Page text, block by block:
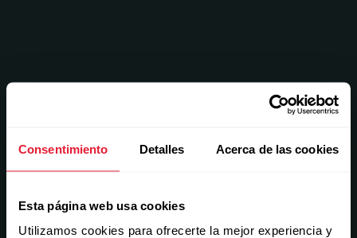
Consentimiento Detalles Acerca de las cookies
Esta página web usa cookies
Utilizamos cookies para ofrecerte la mejor experiencia y